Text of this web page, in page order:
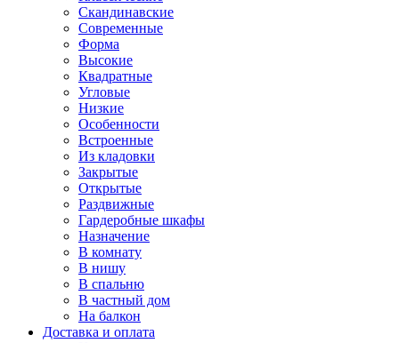
Скандинавские
Современные
Форма
Высокие
Квадратные
Угловые
Низкие
Особенности
Встроенные
Из кладовки
Закрытые
Открытые
Раздвижные
Гардеробные шкафы
Назначение
В комнату
В нишу
В спальню
В частный дом
На балкон
Доставка и оплата